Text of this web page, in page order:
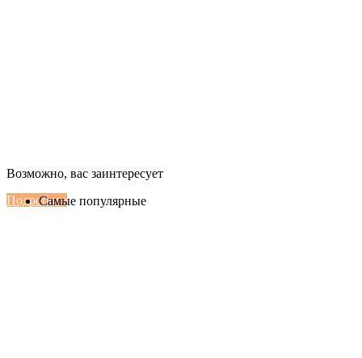
Настенные сплит-системы Haier
Подробнее
Возможно, вас заинтересует
Самые популярные